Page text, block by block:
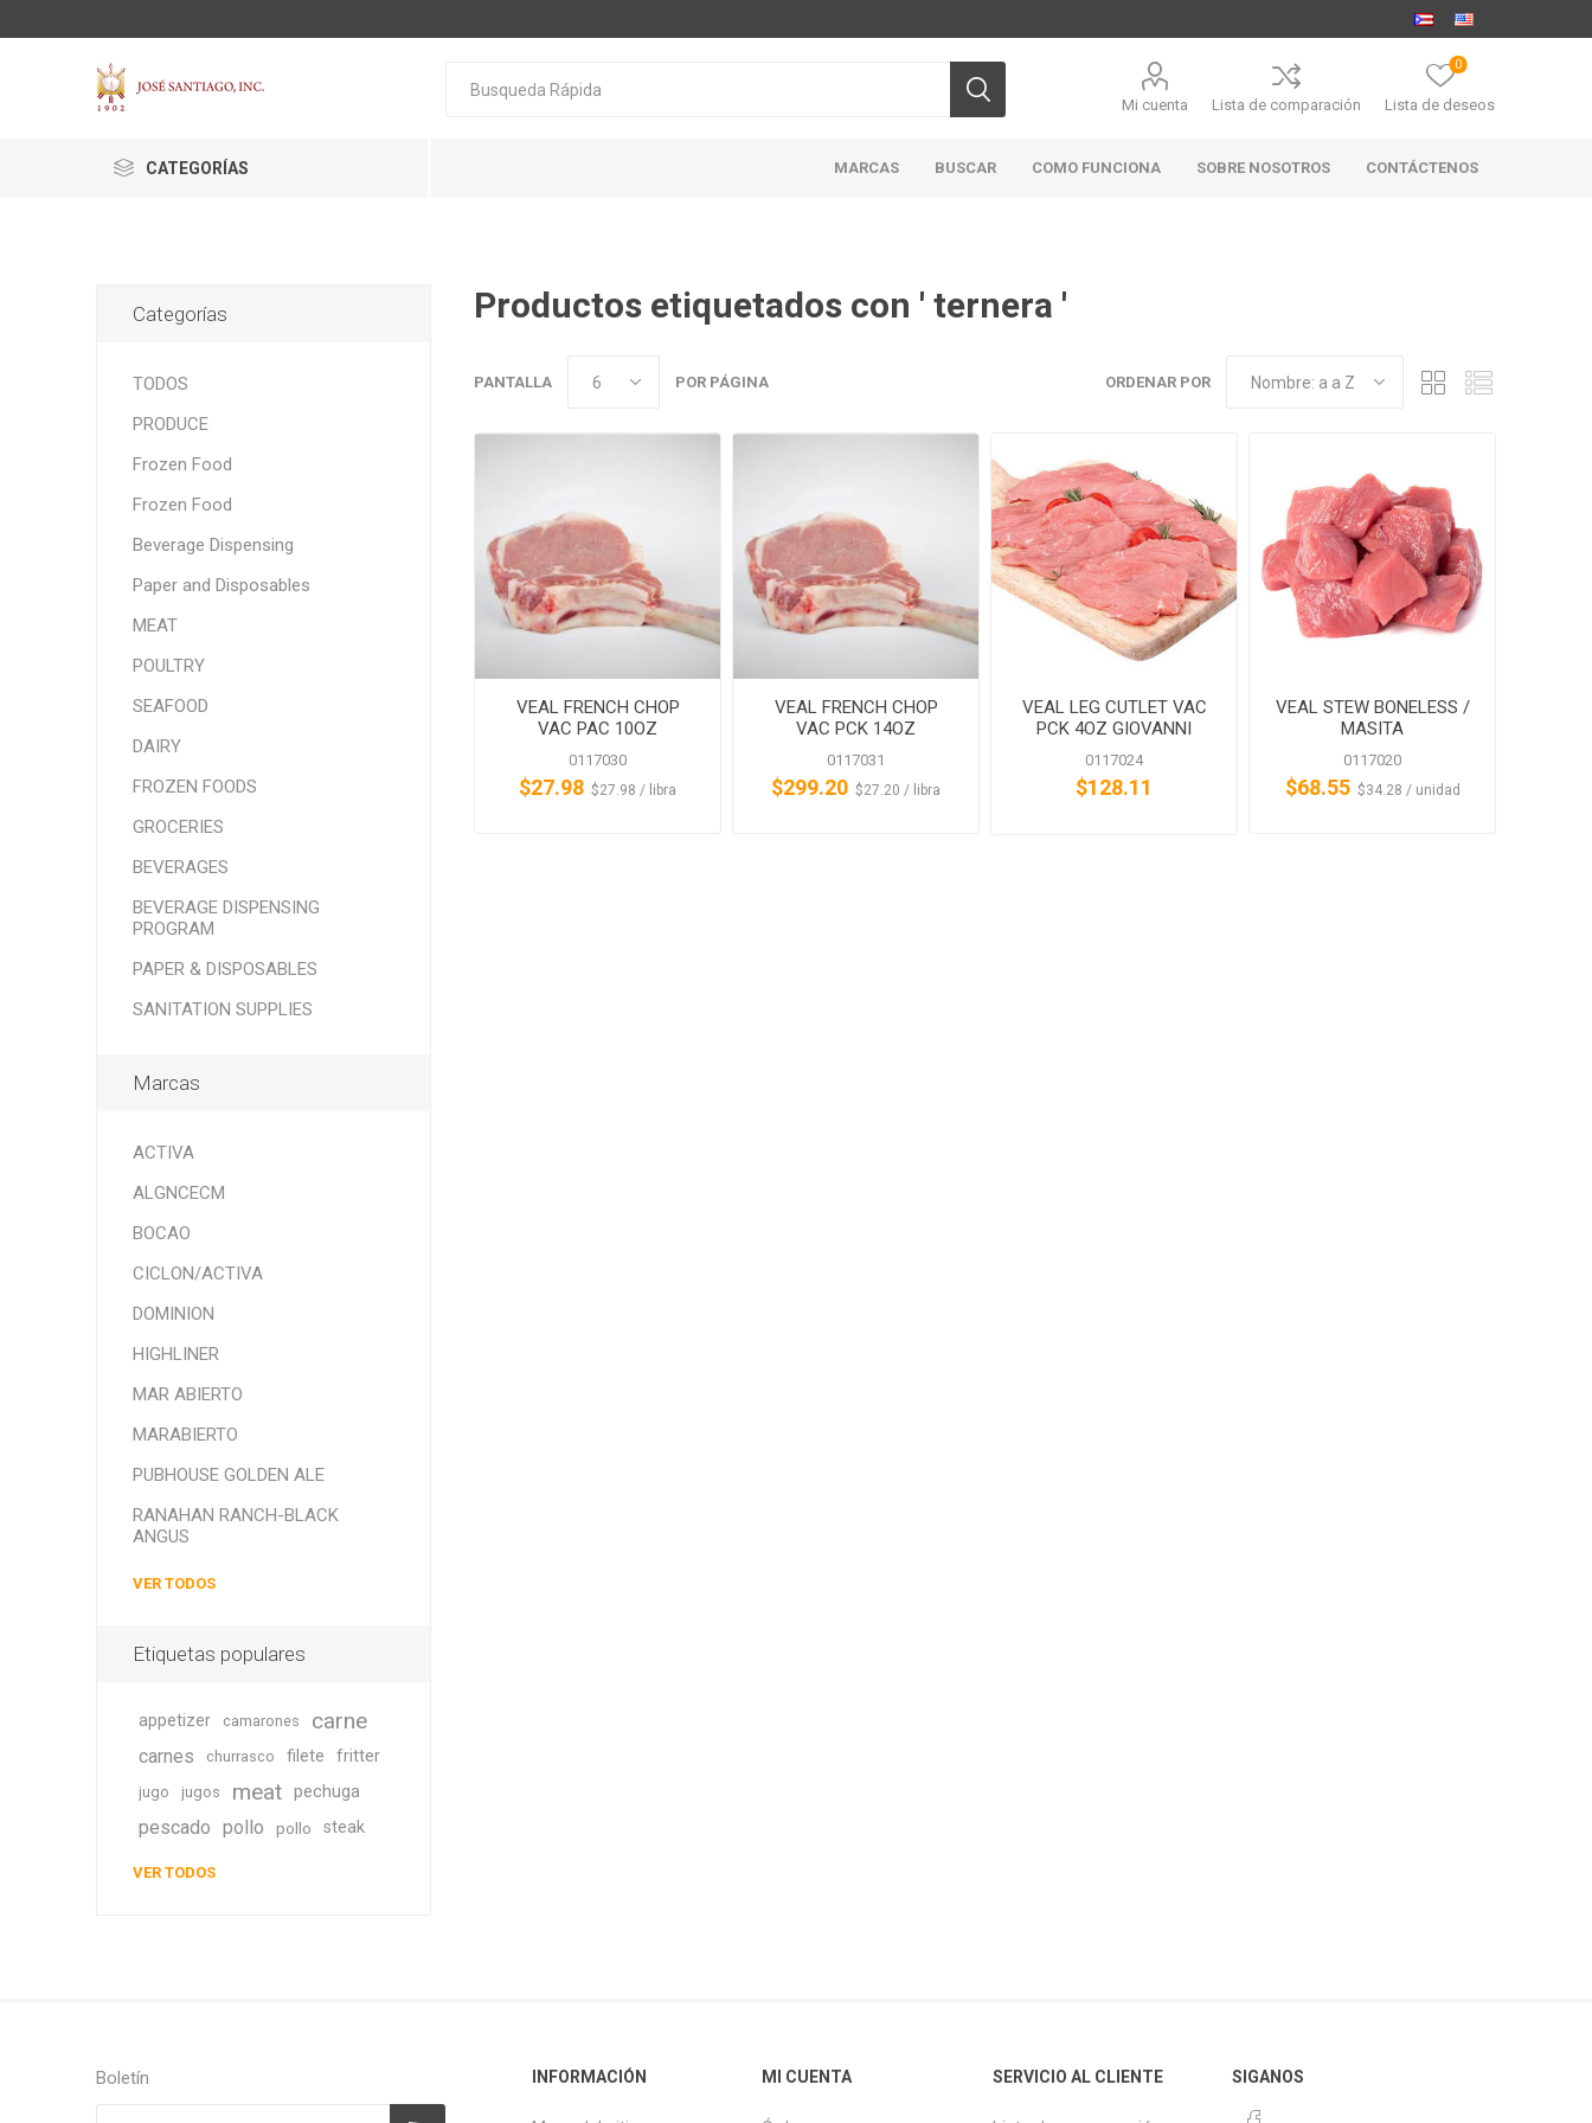
Mi cuenta Lista de comparación Lista de deseos
0
CATEGORÍAS MARCAS
RANCH-
BLACK
ANGUS
SMITHFIELD ULTRAFORCE
BUSCAR COMO FUNCIONA SOBRE NOSOTROS CONTÁCTENOS
Productos etiquetados con ' ternera '
ORDENAR POR
PANTALLA POR PÁGINA
VEAL FRENCH CHOP
VAC PAC 10OZ
GIOVANNI
0117030
$27.98 ‏‏‎ ‎‏‏‎ ‎$27.98 / libra
VEAL FRENCH CHOP
VAC PCK 14OZ
GIOVANNI
0117031
$299.20 ‏‏‎ ‎‏‏‎ ‎$27.20 / libra
VEAL LEG CUTLET VAC
PCK 4OZ GIOVANNI
0117024
$128.11
VEAL STEW BONELESS /
MASITA
NORTHEAST/GIOVANNI
0117020
$68.55 ‏‏‎ ‎‏‏‎ ‎$34.28 / unidad
Categorías
TODOS
PRODUCE
Frozen Food
Frozen Food
Beverage Dispensing
Paper and Disposables
MEAT
POULTRY
SEAFOOD
DAIRY
FROZEN FOODS
GROCERIES
BEVERAGES
BEVERAGE DISPENSING
PROGRAM
PAPER & DISPOSABLES
SANITATION SUPPLIES
Marcas
ACTIVA
ALGNCECM
BOCAO
CICLON/ACTIVA
DOMINION
HIGHLINER
MAR ABIERTO
MARABIERTO
PUBHOUSE GOLDEN ALE
RANAHAN RANCH-BLACK
ANGUS
VER TODOS
Etiquetas populares
appetizer camarones carne
carnes churrasco filete fritter
jugo jugos meat pechuga
pescado pollo pollo steak
VER TODOS
Boletín INFORMACIÓN MI CUENTA SERVICIO AL CLIENTE SIGANOS